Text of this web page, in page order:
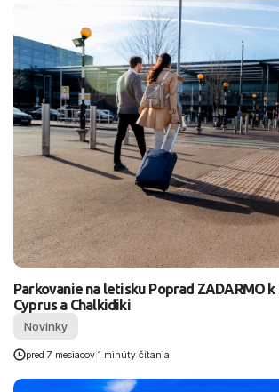
Parkovanie na letisku Poprad ZADARMO
Cyprus a Chalkidiki
Novinky
pred 7 mesiacov 1 minúty čítania